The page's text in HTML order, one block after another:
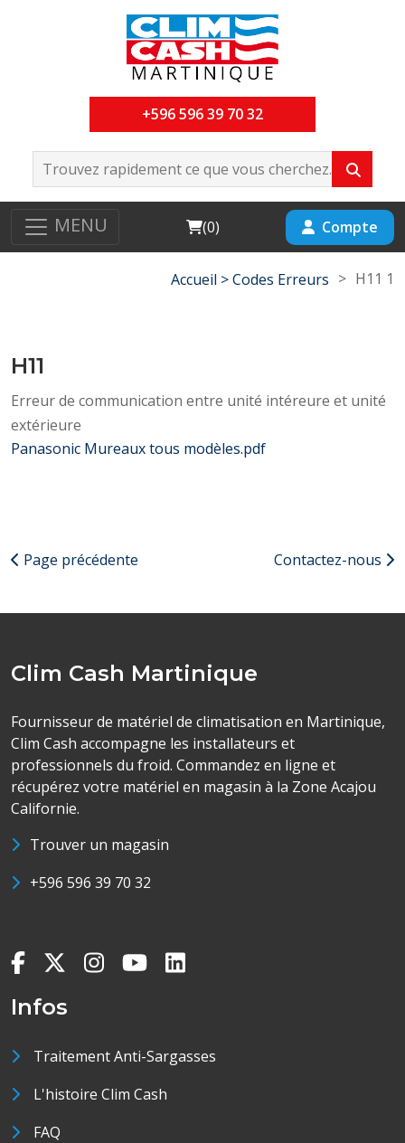
+596 596 39 70 32
MENU Cart
(0) Compte
Accueil >Codes Erreurs > H11 1
H11
Erreur de communication entre unité intéreure et unité
extérieure
Panasonic Mureaux tous modèles.pdf
Page précédente Contactez-nous
Clim Cash Martinique
Fournisseur de matériel de climatisation en Martinique,
Clim Cash accompagne les installateurs et
professionnels du froid. Commandez en ligne et
récupérez votre matériel en magasin à la Zone Acajou
Californie.
Trouver un magasin
+596 596 39 70 32
Infos
Traitement Anti-Sargasses
L'histoire Clim Cash
FAQ